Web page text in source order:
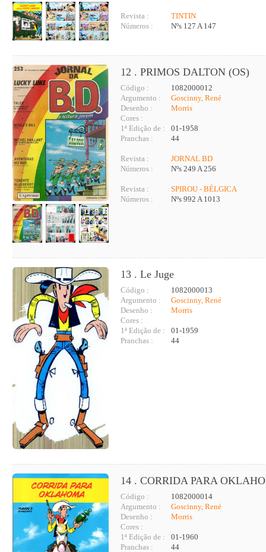
Revista :
TINTIN
Números :
Nºs 127 A 147
12 . PRIMOS DALTON (OS)
Código :
1082000012
Argumento :
Goscinny, René
Desenho :
Morris
Cores :
1ª Edição de :
01-1958
Pranchas :
44
Revista :
JORNAL BD
Números :
Nºs 249 A 256
Revista :
SPIROU - BÉLGICA
Números :
Nºs 992 A 1013
13 . Le Juge
Código :
1082000013
Argumento :
Goscinny, René
Desenho :
Morris
Cores :
1ª Edição de :
01-1959
Pranchas :
44
14 . CORRIDA PARA
Código :
1082000014
Argumento :
Goscinny, René
Desenho :
Morris
Cores :
1ª Edição de :
01-1960
Pranchas :
44